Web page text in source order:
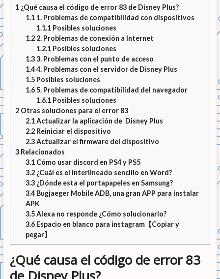
1¿Qué causa el código de error 83 de Disney Plus?
1.1 1. Problemas de compatibilidad con dispositivos
1.1.1Posibles soluciones
1.2 2. Problemas de conexión a Internet
1.2.1Posibles soluciones
1.33. Problemas con el punto de acceso
1.44. Problemas con el servidor de Disney Plus
1.5 Posibles soluciones
1.6 5. Problemas de compatibilidad del navegador
1.6.1Posibles soluciones
2Otras soluciones para el error 83
2.1Actualizar la aplicación de Disney Plus
2.2 Reiniciar el dispositivo
2.3Actualizar el firmware del dispositivo
3Relacionados
3.1 Cómo usar discord en PS4 y PS5
3.2 ¿Cuál es el interlineado sencillo en Word?
3.3 ¿Dónde esta el portapapeles en Samsung?
3.4 Bugjaeger Mobile ADB, una gran APP para instalar
APK
3.5Alexa no responde ¿Cómo solucionarlo?
3.6 Espacio en blanco para instagram【Copiar y
pegar】
¿Qué causa el código de error 83
de Disney Plus?